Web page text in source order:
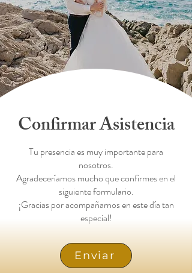
Confirmar Asistencia
Tu presencia es muy importante para
nosotros.
Agradeceríamos mucho que confirmes en el
siguiente formulario.
¡Gracias por acompañarnos en este día tan
especial!
Enviar